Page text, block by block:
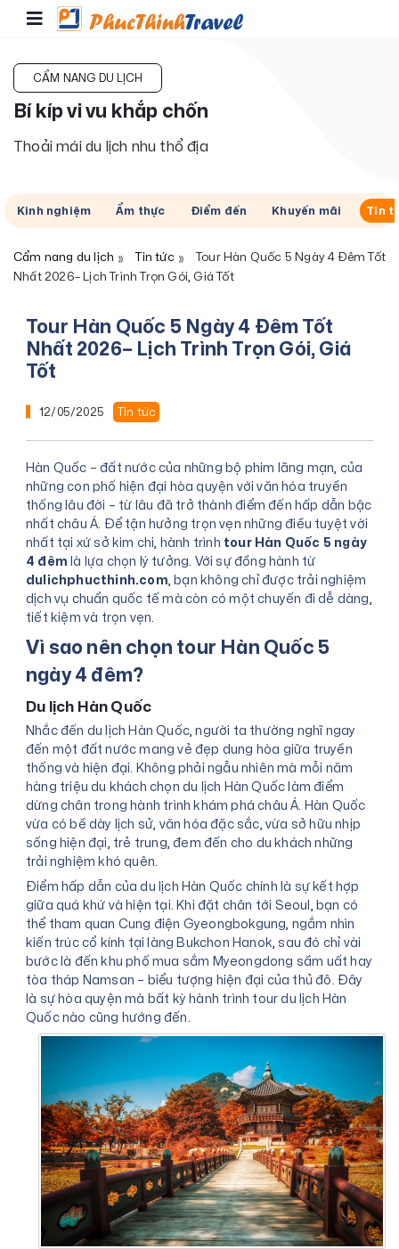
CẨM NANG DU LỊCH
Bí kíp vi vu khắp chốn
Thoải mái du lịch nhu thổ địa
Kinh nghiệm Ẩm thực Điểm đến Khuyến mãi Tin
Cẩm nang du lịch Tin tức
Tour Hàn Quốc 5 Ngày 4 Đêm Tốt
Nhất 2026– Lịch Trình Trọn Gói, Giá Tốt
Tour Hàn Quốc 5 Ngày 4 Đêm Tốt
Nhất 2026– Lịch Trình Trọn Gói, Giá
Tốt
12/05/2025 Tin tức
Hàn Quốc – đất nước của những bộ phim lãng mạn, của
những con phố hiện đại hòa quyện với văn hóa truyền
thống lâu đời – từ lâu đã trở thành điểm đến hấp dẫn bậc
nhất châu Á. Để tận hưởng trọn vẹn những điều tuyệt vời
nhất tại xứ sở kim chi, hành trình tour Hàn Quốc 5 ngày
4 đêmlà lựa chọn lý tưởng. Với sự đồng hành từ
dulichphucthinh.com, bạn không chỉ được trải nghiệm
dịch vụ chuẩn quốc tế mà còn có một chuyến đi dễ dàng,
tiết kiệm và trọn vẹn.
Vì sao nên chọn tour Hàn Quốc 5
ngày 4 đêm?
Du lịch Hàn Quốc
Nhắc đến du lịch Hàn Quốc, người ta thường nghĩ ngay
đến một đất nước mang vẻ đẹp dung hòa giữa truyền
thống và hiện đại. Không phải ngẫu nhiên mà mỗi năm
hàng triệu du khách chọn du lịch Hàn Quốc làm điểm
dừng chân trong hành trình khám phá châu Á. Hàn Quốc
vừa có bề dày lịch sử, văn hóa đặc sắc, vừa sở hữu nhịp
sống hiện đại, trẻ trung, đem đến cho du khách những
trải nghiệm khó quên.
Điểm hấp dẫn của du lịch Hàn Quốc chính là sự kết hợp
giữa quá khứ và hiện tại. Khi đặt chân tới Seoul, bạn có
thể tham quan Cung điện Gyeongbokgung, ngắm nhìn
kiến trúc cổ kính tại làng Bukchon Hanok, sau đó chỉ vài
bước là đến khu phố mua sắm Myeongdong sầm uất hay
tòa tháp Namsan – biểu tượng hiện đại của thủ đô. Đây
là sự hòa quyện mà bất kỳ hành trình tour du lịch Hàn
Quốc nào cũng hướng đến.